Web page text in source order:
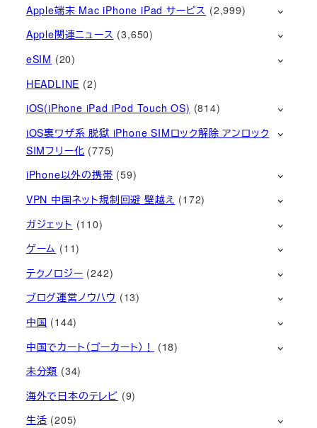
Apple端末 Mac iPhone iPad サービス (2,999)
Apple関連ニュース (3,650)
eSIM (20)
HEADLINE (2)
iOS(iPhone iPad iPod Touch OS) (814)
iOS裏ワザ系 脱獄 iPhone SIMロック解除 アンロック
SIMフリー化 (775)
iPhone以外の携帯 (59)
VPN 中国ネット規制回避 壁越え (172)
ガジェット (110)
ゲーム (11)
テクノロジー (242)
ブログ運営ノウハウ (13)
中国 (144)
中国でカート（ゴーカート）！
(18)
未分類 (34)
海外で日本のテレビ (9)
生活 (205)